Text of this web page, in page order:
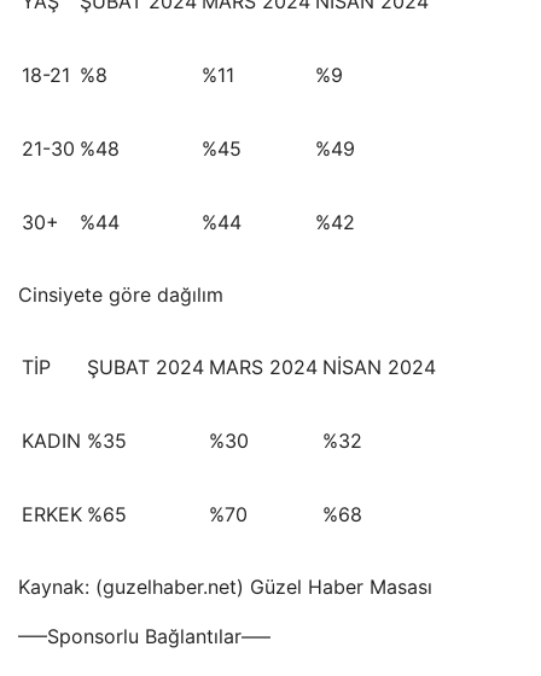
18-21 %8 %11 %9
21-30 %48 %45 %49
30+ %44 %44 %42
Cinsiyete göre dağılım
TİP ŞUBAT 2024 MARS 2024 NİSAN 2024
KADIN %35 %30 %32
ERKEK %65 %70 %68
Kaynak: (guzelhaber.net) Güzel Haber Masası
—–Sponsorlu Bağlantılar—–